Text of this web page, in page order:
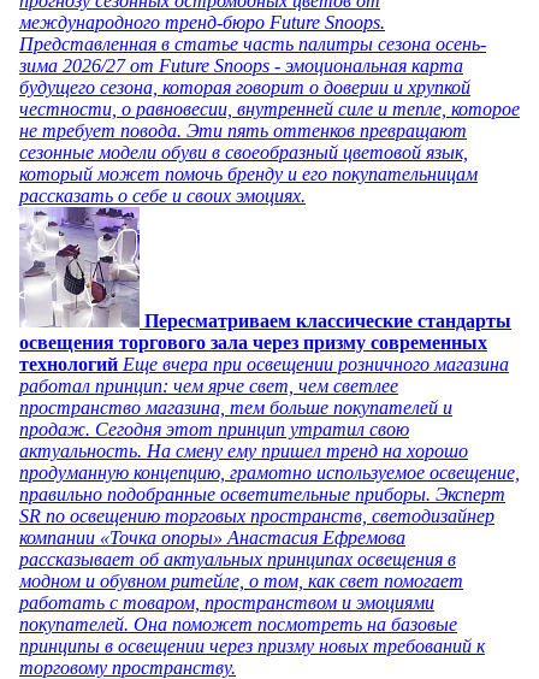
международного тренд-бюро Future Snoops.
Представленная в статье часть палитры сезона осень-
зима 2026/27 от Future Snoops - эмоциональная карта
будущего сезона, которая говорит о доверии и хрупкой
честности, о равновесии, внутренней силе и тепле, которое
не требует повода. Эти пять оттенков превращают
сезонные модели обуви в своеобразный цветовой язык,
который может помочь бренду и его покупательницам
рассказать о себе и своих эмоциях.
Пересматриваем классические стандарты
освещения торгового зала через призму современных
технологий Еще вчера при освещении розничного магазина
работал принцип: чем ярче свет, чем светлее
пространство магазина, тем больше покупателей и
продаж. Сегодня этот принцип утратил свою
актуальность. На смену ему пришел тренд на хорошо
продуманную концепцию, грамотно используемое освещение,
правильно подобранные осветительные приборы. Эксперт
SR по освещению торговых пространств, светодизайнер
компании «Точка опоры» Анастасия Ефремова
рассказывает об актуальных принципах освещения в
модном и обувном ритейле, о том, как свет помогает
работать с товаром, пространством и эмоциями
покупателей. Она поможет посмотреть на базовые
принципы в освещении через призму новых требований к
торговому пространству.